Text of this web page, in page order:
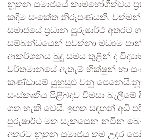
නූතන සමාජයේ කාමභෝගීත්වය
කදිම සංකේත නිරූපණයකි.
සමාජයේ ප්‍රධාන පුරුෂාර්ථ
සම්බන්ධයෙන් පවත්නා මධ්‍යම
ආකර්ශනය බුදු සමය තුළින් ද
වර්තමානයේ ඇතැම් භික්ෂුන් හා
කණ්ඩායම් යුහුසුළු වනු
සංස්කෘතිය පිළිබඳව විමසා බැලීමේ
ගත හැකි වෙයි. ඉහත සඳහන් අධි
පුරුෂාර්ථ මත සැකසෙන නවීන
අතරට නූතන සමාජය තම උදර